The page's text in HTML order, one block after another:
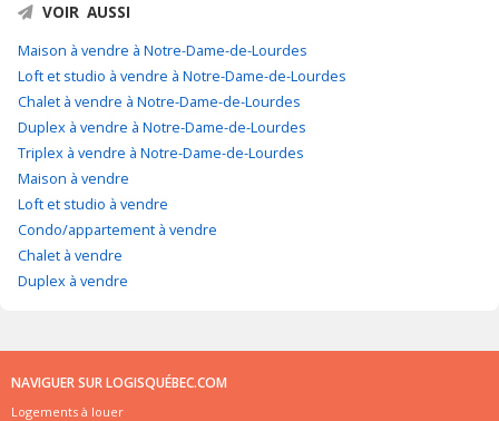
VOIR AUSSI
Maison à vendre à Notre-Dame-de-Lourdes
Loft et studio à vendre à Notre-Dame-de-Lourdes
Chalet à vendre à Notre-Dame-de-Lourdes
Duplex à vendre à Notre-Dame-de-Lourdes
Triplex à vendre à Notre-Dame-de-Lourdes
Maison à vendre
Loft et studio à vendre
Condo/appartement à vendre
Chalet à vendre
Duplex à vendre
NAVIGUER SUR LOGISQUÉBEC.COM
Logements à louer